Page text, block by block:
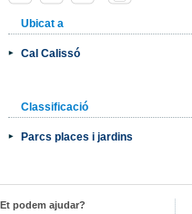
Ubicat a
Cal Calissó
Classificació
Parcs places i jardins
Et podem ajudar?